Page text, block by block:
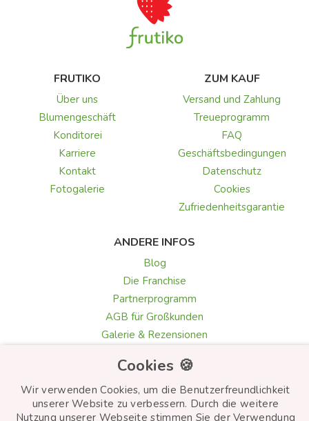
FRUTIKO
Über uns
Blumengeschäft
Konditorei
Karriere
Kontakt
Fotogalerie
ZUM KAUF
Versand und Zahlung
Treueprogramm
FAQ
Geschäftsbedingungen
Datenschutz
Cookies
Zufriedenheitsgarantie
ANDERE INFOS
Blog
Die Franchise
Partnerprogramm
AGB für Großkunden
Galerie & Rezensionen
Auswahl der Blumen
Cookies 🍪
Wir verwenden Cookies, um die Benutzerfreundlichkeit
unserer Website zu verbessern. Durch die weitere
Nutzung unserer Webseite stimmen Sie der Verwendung